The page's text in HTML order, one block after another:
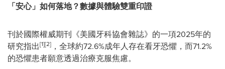
「安心」如何落地？數據與體驗雙重印證
刊於國際權威期刊《美國牙科協會雜誌》的一項2025年的
研究指出[1][2] ，全球約72.6%成年人存在看牙恐懼，而71.2%
的恐懼患者願意透過治療克服焦慮。